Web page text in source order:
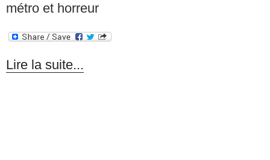
métro et horreur
Lire la suite...